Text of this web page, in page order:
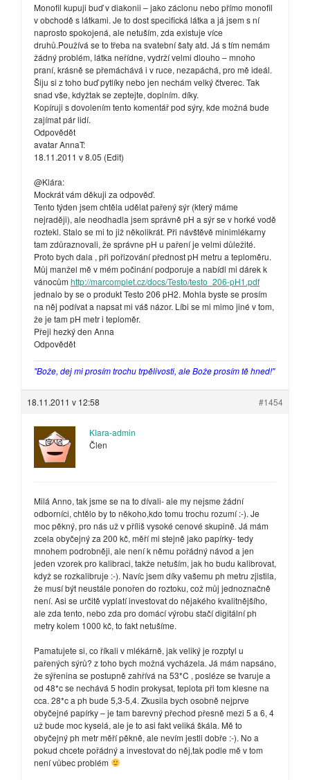
Monofil kupuji buď v diakonii – jako záclonu nebo přímo monofil
v obchodě s látkami. Je to dost specifická látka a já jsem s ní
naprosto spokojená, ale netuším, zda existuje více
druhů.Používá se to třeba na svatební šaty atd. Já s tím nemám
žádný problém, látka neřídne, vydrží velmi dlouho – mnoho
praní, krásně se přemáchává i v ruce, nezapáchá, pro mě ideál.
Šiju si z toho buď pytlíky nebo jen nechám velký čtverec. Tak
snad vše, kdyžtak se zeptejte, doplním. díky.
Kopíruji s dovolením tento komentář pod sýry, kde možná bude
zajímat pár lidí.
Odpovědět
avatar AnnaT:
18.11.2011 v 8.05 (Edit)
@Klára:
Mockrát vám děkuji za odpověď.
Tento týden jsem chtěla udělat pařený sýr (který máme
nejraději), ale neodhadla jsem správně pH a sýr se v horké vodě
roztekl. Stalo se mi to již několikrát. Při návštěvě minimlékarny
tam zdůraznovali, že správne pH u paření je velmi důležité.
Proto bych dala , při pořizování přednost pH metru a teploměru.
Můj manžel mě v mém počinání podporuje a nabídl mi dárek k
vánocům http://marcomplet.cz/docs/Testo/testo_206-pH1.pdf
jednalo by se o produkt Testo 206 pH2. Mohla byste se prosím
na něj podívat a napsat mi váš názor. Líbi se mi mimo jiné v tom,
že je tam pH metr i teploměr.
Přeji hezký den Anna
Odpovědět
"Bože, dej mi prosím trochu trpělivosti, ale Bože prosím tě hned!"
18.11.2011 v 12:58 #1454
Klara-admin
Člen
Milá Anno, tak jsme se na to dívali- ale my nejsme žádní
odborníci, chtělo by to někoho,kdo tomu trochu rozumí :-). Je
moc pěkný, pro nás už v příliš vysoké cenové skupině. Já mám
zcela obyčejný za 200 kč, měří mi stejně jako papírky- tedy
mnohem podrobněji, ale není k němu pořádný návod a jen
jeden vzorek pro kalibraci, takže netuším, jak ho budu kalibrovat,
když se rozkalibruje :-). Navíc jsem díky vašemu ph metru zjistila,
že musí být neustále ponořen do roztoku, což můj jednoznačně
není. Asi se určitě vyplatí investovat do nějakého kvalitnějšího,
ale zda tento, nebo zda pro domácí výrobu stačí digitální ph
metry kolem 1000 kč, to fakt netušíme.
Pamatujete si, co říkali v mlékárně, jak veliký je rozptyl u
pařených sýrů? z toho bych možná vycházela. Já mám napsáno,
že sýřenina se postupně zahřívá na 53*C , posléze se tvaruje a
od 48*c se nechává 5 hodin prokysat, teplota při tom klesne na
cca. 28*c a ph bude 5,3-5,4. Zkusila bych osobně nejprve
obyčejné papírky – je tam barevný přechod přesně mezi 5 a 6, 4
už bude moc kyselá, ale je to asi fakt veliká škála. Mě to
obyčejný ph metr měří pěkně, ale nevím jestli dobře :-). No a
pokud chcete pořádný a investovat do něj,tak podle mě v tom
není vůbec problém